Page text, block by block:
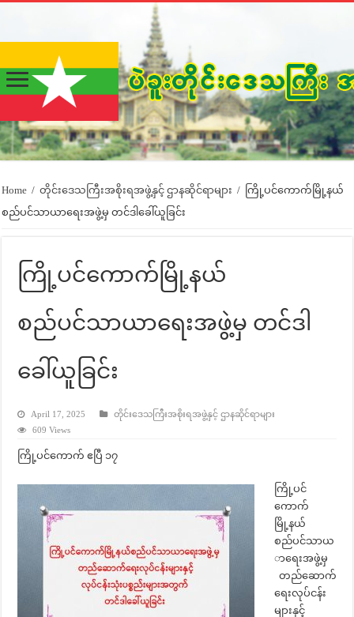
Home / တိုင်းဒေသကြီးအစိုးရအဖွဲ့နှင့် ဌာနဆိုင်ရာများ / ကြို့ပင်ကောက်မြို့နယ်
စည်ပင်သာယာရေးအဖွဲ့မှ တင်ဒါခေါ်ယူခြင်း
ကြို့ပင်ကောက်မြို့နယ်
စည်ပင်သာယာရေးအဖွဲ့မှ တင်ဒါ
ခေါ်ယူခြင်း
April 17, 2025
တိုင်းဒေသကြီးအစိုးရအဖွဲ့နှင့် ဌာနဆိုင်ရာများ
609 Views
ကြို့ပင်ကောက် ဧပြီ ၁၇
ကြို့ပင်
ကောက်
မြို့နယ်
စည်ပင်သာယ
ာရေးအဖွဲ့မှ
တည်ဆောက်
ရေးလုပ်ငန်း
များနှင့်